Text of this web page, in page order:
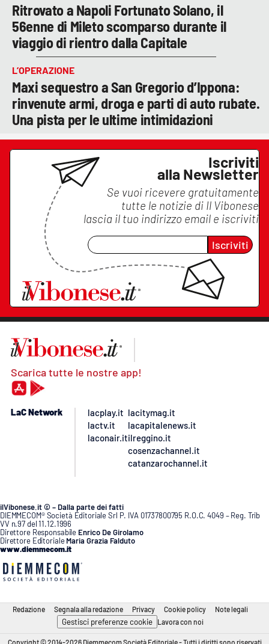
Ritrovato a Napoli Fortunato Solano, il
56enne di Mileto scomparso durante il
viaggio di rientro dalla Capitale
L’OPERAZIONE
Maxi sequestro a San Gregorio d’Ippona:
rinvenute armi, droga e parti di auto rubate.
Una pista per le ultime intimidazioni
Iscriviti
alla Newsletter
Se vuoi ricevere gratuitamente
tutte le notizie di Il Vibonese
lascia il tuo indirizzo email e iscriviti
Iscriviti
Scarica tutte le nostre app!
LaC Network
lacplay.it
lactv.it
laconair.it
lacitymag.it
lacapitalenews.it
ilreggino.it
cosenzachannel.it
catanzarochannel.it
ilVibonese.it © – Dalla parte dei fatti
DIEMMECOM® Società Editoriale Srl P. IVA 01737800795 R.O.C. 4049 – Reg. Trib
VV n.97 del 11.12.1996
Direttore Responsabile Enrico De Girolamo
Direttore Editoriale Maria Grazia Falduto
www.diemmecom.it
Redazione Segnala alla redazione Privacy Cookie policy Note legali
Gestisci preferenze cookie Lavora con noi
Copyright © 2014-2026 Diemmecom Società Editoriale - Tutti i diritti sono riservati